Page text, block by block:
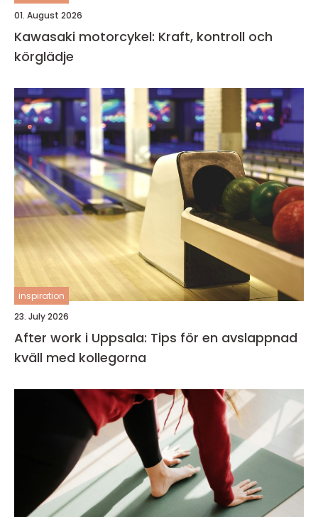
01. August 2026
Kawasaki motorcykel: Kraft, kontroll och
körglädje
inspiration
23. July 2026
After work i Uppsala: Tips för en avslappnad
kväll med kollegorna